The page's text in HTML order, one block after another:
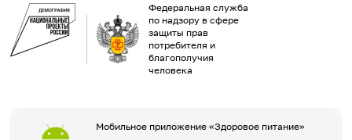
Федеральная служба
по надзору в сфере
защиты прав
потребителя и
благополучия
человека
Мобильное приложение «Здоровое питание»